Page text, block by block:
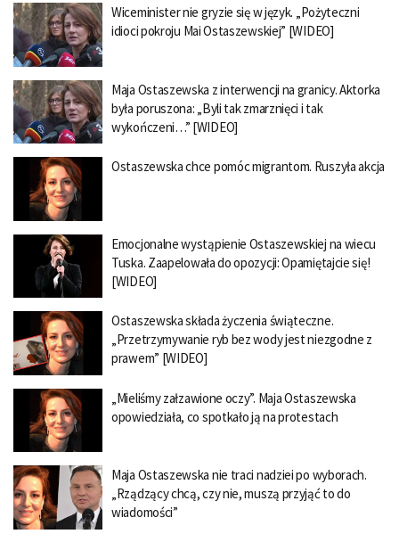
Wiceminister nie gryzie się w język. „Pożyteczni
idioci pokroju Mai Ostaszewskiej” [WIDEO]
Maja Ostaszewska z interwencji na granicy. Aktorka
była poruszona: „Byli tak zmarznięci i tak
wykończeni…” [WIDEO]
Ostaszewska chce pomóc migrantom. Ruszyła akcja
Emocjonalne wystąpienie Ostaszewskiej na wiecu
Tuska. Zaapelowała do opozycji: Opamiętajcie się!
[WIDEO]
Ostaszewska składa życzenia świąteczne.
„Przetrzymywanie ryb bez wody jest niezgodne z
prawem” [WIDEO]
„Mieliśmy załzawione oczy”. Maja Ostaszewska
opowiedziała, co spotkało ją na protestach
Maja Ostaszewska nie traci nadziei po wyborach.
„Rządzący chcą, czy nie, muszą przyjąć to do
wiadomości”